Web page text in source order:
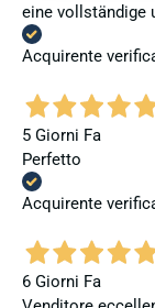
eine vollständige
Acquirente
5 Giorni Fa
Perfetto
Acquirente
6 Giorni Fa